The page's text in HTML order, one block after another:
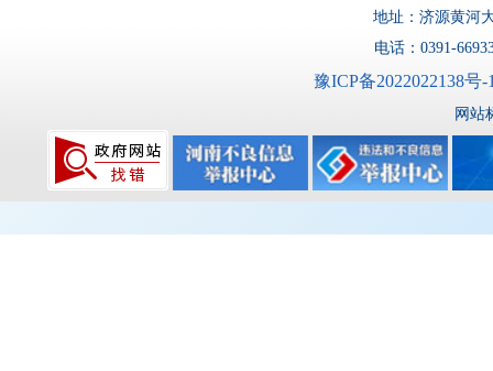
地址：济源黄河
电话：0391-
豫ICP备2022022138号-
网站